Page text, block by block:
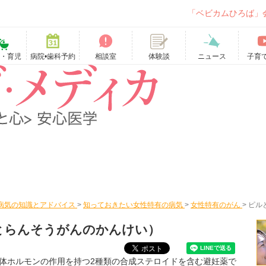
「ベビカムひろば
育児 病院•歯科予約 相談室 体験談 ニュース 子育
気の知識とアドバイス > 知っておきたい女性特有の病気 > 女性特有のがん > ピル
んそうがんのかんけい）
ルモンの作用を持つ2種類の合成ステロイドを含む避妊薬で